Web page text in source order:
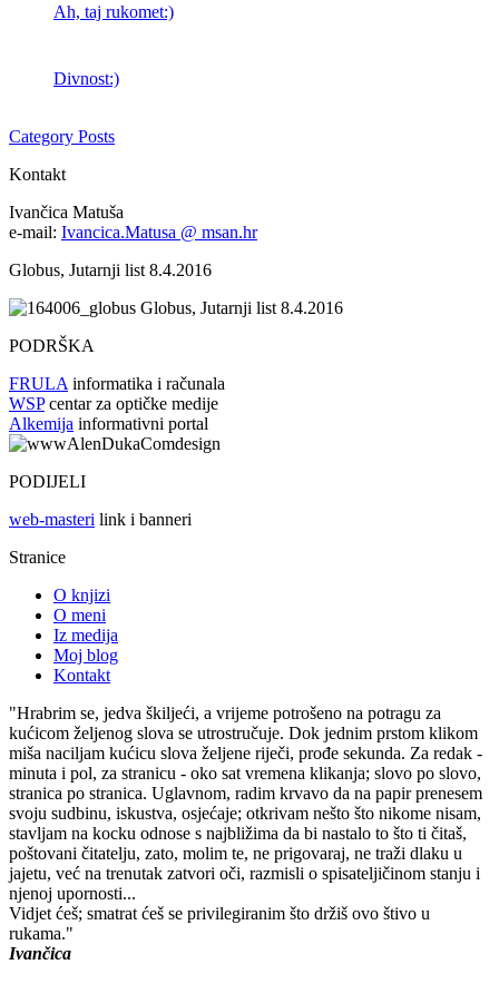
Ah, taj rukomet:)
Divnost:)
Category Posts
Kontakt
Ivančica Matuša
e-mail: Ivancica.Matusa @ msan.hr
Globus, Jutarnji list 8.4.2016
Globus, Jutarnji list 8.4.2016
PODRŠKA
FRULA informatika i računala
WSPcentar za optičke medije
Alkemija informativni portal
PODIJELI
web-masteri link i banneri
Stranice
O knjizi
O meni
Iz medija
Moj blog
Kontakt
"Hrabrim se, jedva škiljeći, a vrijeme potrošeno na potragu za
kućicom željenog slova se utrostručuje. Dok jednim prstom klikom
miša naciljam kućicu slova željene riječi, prođe sekunda. Za redak -
minuta i pol, za stranicu - oko sat vremena klikanja; slovo po slovo,
stranica po stranica. Uglavnom, radim krvavo da na papir prenesem
svoju sudbinu, iskustva, osjećaje; otkrivam nešto što nikome nisam,
stavljam na kocku odnose s najbližima da bi nastalo to što ti čitaš,
poštovani čitatelju, zato, molim te, ne prigovaraj, ne traži dlaku u
jajetu, već na trenutak zatvori oči, razmisli o spisateljičinom stanju i
njenoj upornosti...
Vidjet ćeš; smatrat ćeš se privilegiranim što držiš ovo štivo u
rukama."
Ivančica